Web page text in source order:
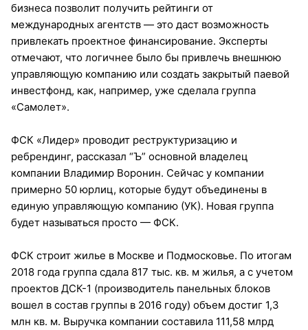
бизнеса позволит получить рейтинги от
международных агентств — это даст возможность
привлекать проектное финансирование. Эксперты
отмечают, что логичнее было бы привлечь внешнюю
управляющую компанию или создать закрытый паевой
инвестфонд, как, например, уже сделала группа
«Самолет».
ФСК «Лидер» проводит реструктуризацию и
ребрендинг, рассказал “Ъ” основной владелец
компании Владимир Воронин. Сейчас у компании
примерно 50 юрлиц, которые будут объединены в
единую управляющую компанию (УК). Новая группа
будет называться просто — ФСК.
ФСК строит жилье в Москве и Подмосковье. По итогам
2018 года группа сдала 817 тыс. кв. м жилья, а с учетом
проектов ДСК-1 (производитель панельных блоков
вошел в состав группы в 2016 году) объем достиг 1,3
млн кв. м. Выручка компании составила 111,58 млрд